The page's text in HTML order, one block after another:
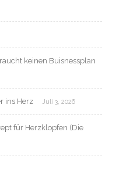
keinen Buisnessplan
ins Herz Juli 3, 2026
für Herzklopfen (Die